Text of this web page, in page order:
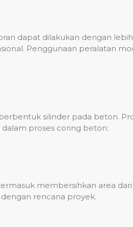
dapat dilakukan dengan
Penggunaan peralatan
silinder pada beton.
proses coring beton:
membersihkan area
rencana proyek.